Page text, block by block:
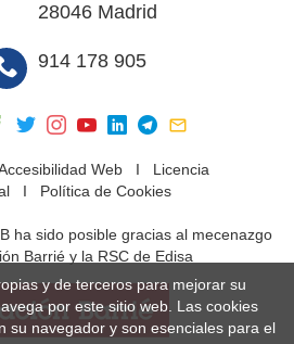
28046 Madrid
914 178 905
WebI Licencia
I Política de Cookies
ha sido posible gracias al mecenazgo
Barrié y la RSC de Edisa
y de terceros para mejorar su
por este sitio web. Las cookies
su navegador y son esenciales para el